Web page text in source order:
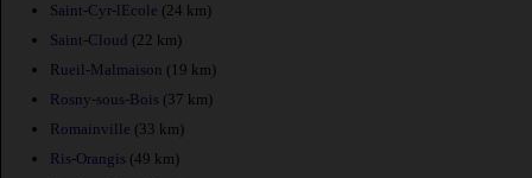
Saint-Cyr-lEcole (24 km)
Saint-Cloud (22 km)
Rueil-Malmaison (19 km)
Rosny-sous-Bois (37 km)
Romainville (33 km)
Ris-Orangis (49 km)